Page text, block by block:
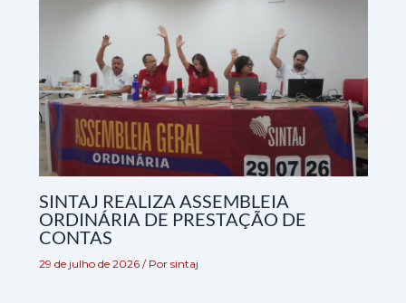
SINTAJ REALIZA ASSEMBLEIA
ORDINÁRIA DE PRESTAÇÃO DE
CONTAS
29 de julho de 2026 / Por sintaj